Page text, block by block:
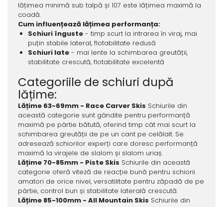
lățimea minimă sub talpă și 107 este lățimea maximă la
coadă.
Cum influențează lățimea performanța:
Schiuri înguste- timp scurt la intrarea în viraj, mai
puțin stabile lateral, flotabilitate redusă
Schiuri late- mai lente la schimbarea greutății,
stabilitate crescută, flotabilitate excelentă
Categoriile de schiuri după
lățime:
Lățime 63-69mm - Race Carver Skis Schiurile din
această categorie sunt gândite pentru performanță
maximă pe pârtie bătută, oferind timp cât mai scurt la
schimbarea greutății de pe un cant pe celălalt. Se
adresează schiorilor experți care doresc performanță
maximă la virajele de slalom și slalom uriaș.
Lățime 70-85mm - Piste Skis Schiurile din această
categorie oferă viteză de reacție bună pentru schiorii
amatori de orice nivel, versatilitate pentru zăpadă de pe
pârtie, control bun și stabilitate laterală crescută.
Lățime 85-100mm - All Mountain Skis Schiurile din